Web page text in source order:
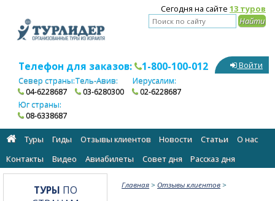
Сегодня на сайте 13 туров
Телефон для заказов: 1-800-100-012
Север страны:
04-6228687
Тель-Авив:
03-6280300
Иерусалим:
02-6228687
Юг страны:
08-6338687
Войти
Туры Гиды Отзывы клиентов Новости Статьи
О нас
Контакты
Видео Авиабилеты Cовет дня Рассказ дня
Главная > Отзывы клиентов >
ТУРЫ ПО